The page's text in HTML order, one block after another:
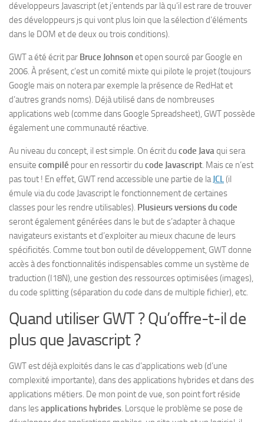
développeurs Javascript (et j’entends par là qu’il est rare de trouver
des développeurs js qui vont plus loin que la sélection d’éléments
dans le DOM et de deux ou trois conditions).
GWT a été écrit par Bruce Johnsonet open sourcé par Google en
2006. À présent, c’est un comité mixte qui pilote le projet (toujours
Google mais on notera par exemple la présence de RedHat et
d’autres grands noms). Déjà utilisé dans de nombreuses
applications web (comme dans Google Spreadsheet), GWT possède
également une communauté réactive.
Au niveau du concept, il est simple. On écrit du code Javaqui sera
ensuite compilé pour en ressortir du code Javascript. Mais ce n’est
pas tout ! En effet, GWT rend accessible une partie de laJCL(il
émule via du code Javascript le fonctionnement de certaines
classes pour les rendre utilisables). Plusieurs versions du code
seront également générées dans le but de s’adapter à chaque
navigateurs existants et d’exploiter au mieux chacune de leurs
spécificités. Comme tout bon outil de développement, GWT donne
accès à des fonctionnalités indispensables comme un système de
traduction (I18N), une gestion des ressources optimisées (images),
du code splitting (séparation du code dans de multiple fichier), etc.
Quand utiliser GWT ? Qu’offre-t-il de
plus que Javascript ?
GWT est déjà exploités dans le cas d’applications web (d’une
complexité importante), dans des applications hybrides et dans des
applications métiers. De mon point de vue, son point fort réside
dans lesapplications hybrides. Lorsque le problème se pose de